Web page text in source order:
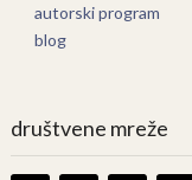
autorski program
blog
društvene mreže